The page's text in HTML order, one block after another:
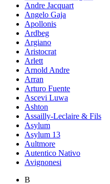
Andre Jacquart
Angelo Gaja
Apollonis
Ardbeg
Argiano
Aristocrat
Arlett
Arnold Andre
Arran
Arturo Fuente
Ascevi Luwa
Ashton
Assailly-Leclaire & Fils
Asylum
Asylum 13
Aultmore
Autentico Nativo
Avignonesi
B